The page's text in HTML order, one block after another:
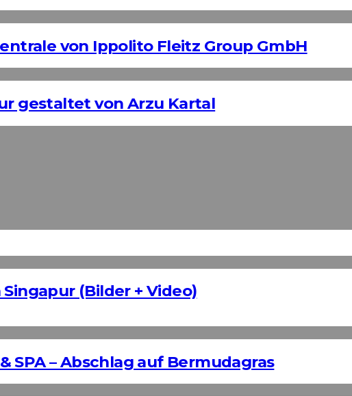
von Ippolito Fleitz Group GmbH
gestaltet von Arzu Kartal
(Bilder + Video)
SPA – Abschlag auf Bermudagras